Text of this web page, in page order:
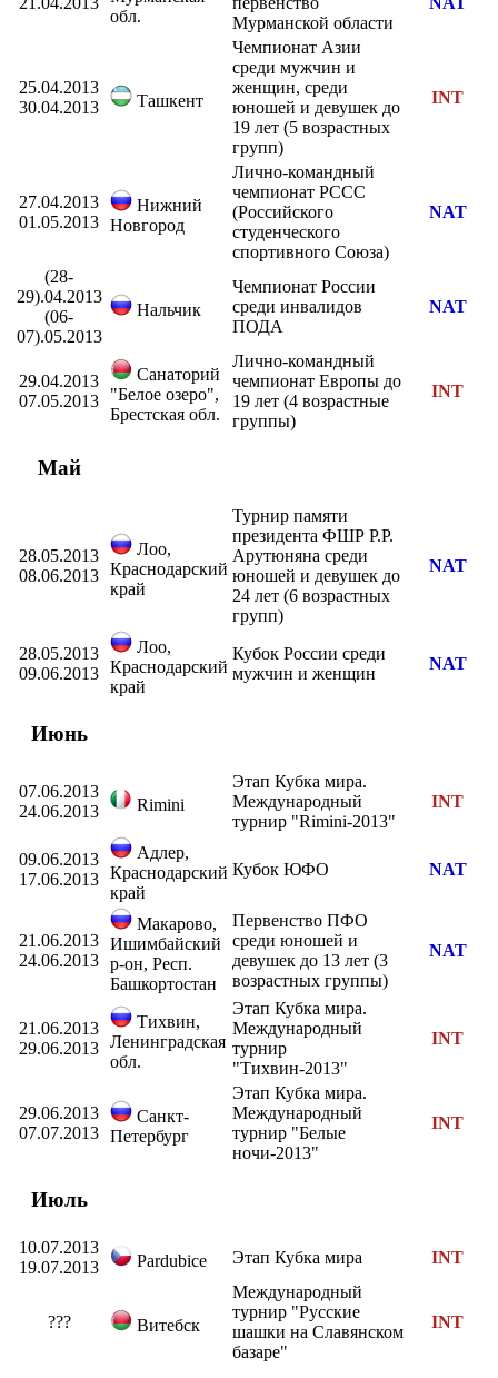
обл.
Мурманской области
25.04.2013
30.04.2013
Ташкент
Чемпионат Азии
среди мужчин и
женщин, среди
юношей и девушек до
19 лет (5 возрастных
групп)
INT
27.04.2013
01.05.2013
Нижний
Новгород
Лично-командный
чемпионат РССС
(Российского
студенческого
спортивного Союза)
NAT
(28-
29).04.2013
(06-
07).05.2013
Нальчик
Чемпионат России
среди инвалидов
ПОДА
NAT
29.04.2013
07.05.2013
Санаторий
"Белое озеро",
Брестская обл.
Лично-командный
чемпионат Европы до
19 лет (4 возрастные
группы)
INT
Май
28.05.2013
08.06.2013
Лоо,
Краснодарский
край
Турнир памяти
президента ФШР Р.Р.
Арутюняна среди
юношей и девушек до
24 лет (6 возрастных
групп)
NAT
28.05.2013
09.06.2013
Лоо,
Краснодарский
край
Кубок России среди
мужчин и женщин
NAT
Июнь
07.06.2013
24.06.2013
Rimini
Этап Кубка мира.
Международный
турнир "Rimini-2013"
INT
09.06.2013
17.06.2013
Адлер,
Краснодарский
край
Кубок ЮФО NAT
21.06.2013
24.06.2013
Макарово,
Ишимбайский
р-он, Респ.
Башкортостан
Первенство ПФО
среди юношей и
девушек до 13 лет (3
возрастных группы)
NAT
21.06.2013
29.06.2013
Тихвин,
Ленинградская
обл.
Этап Кубка мира.
Международный
турнир
"Тихвин-2013"
INT
29.06.2013
07.07.2013
Санкт-
Петербург
Этап Кубка мира.
Международный
турнир "Белые
ночи-2013"
INT
Июль
10.07.2013
19.07.2013
Pardubice Этап Кубка мира INT
??? Витебск
Международный
турнир "Русские
шашки на Славянском
базаре"
INT